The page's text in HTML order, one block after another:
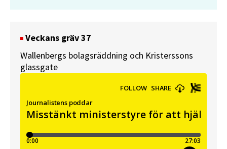
Veckans gräv 37
Wallenbergs bolagsräddning och Kristerssons
glassgate